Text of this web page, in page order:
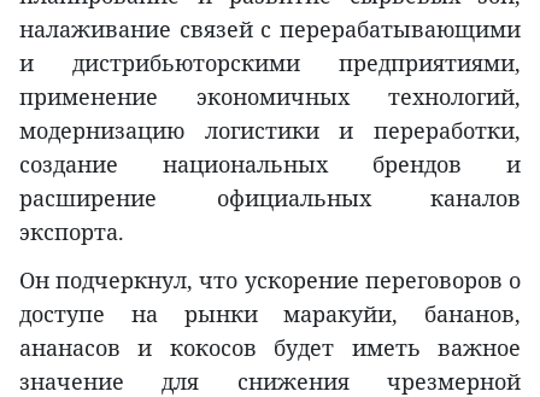
налаживание связей с перерабатывающими
и дистрибьюторскими предприятиями,
применение экономичных технологий,
модернизацию логистики и переработки,
создание национальных брендов и
расширение официальных каналов
экспорта.
Он подчеркнул, что ускорение переговоров о
доступе на рынки маракуйи, бананов,
ананасов и кокосов будет иметь важное
значение для снижения чрезмерной